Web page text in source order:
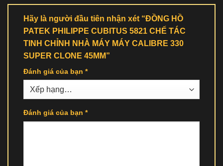
Hãy là người đầu tiên nhận xét “ĐỒNG HỒ
PATEK PHILIPPE CUBITUS 5821 CHẾ TÁC
TINH CHỈNH NHÀ MÁY MÁY CALIBRE 330
SUPER CLONE 45MM”
Đánh giá của bạn *
Đánh giá của bạn *